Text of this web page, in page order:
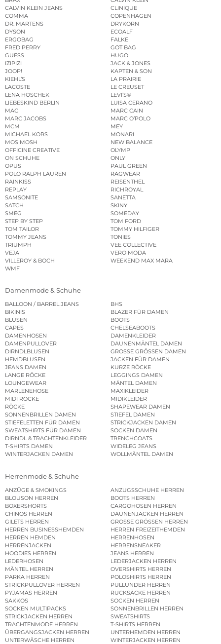
CALVIN KLEIN JEANS
CLINIQUE
COMMA
COPENHAGEN
DR. MARTENS
DRYKORN
DYSON
ECOALF
ERGOBAG
FALKE
FRED PERRY
GOT BAG
GUESS
HUGO
IZIPIZI
JACK & JONES
JOOP!
KAPTEN & SON
KIEHL’S
LA PRAIRIE
LACOSTE
LE CREUSET
LENA HOSCHEK
LEVI’S®
LIEBESKIND BERLIN
LUISA CERANO
MAC
MARC CAIN
MARC JACOBS
MARC O’POLO
MCM
MEY
MICHAEL KORS
MONARI
MOS MOSH
NEW BALANCE
OFFICINE CREATIVE
OLYMP
ON SCHUHE
ONLY
OPUS
PAUL GREEN
POLO RALPH LAUREN
RAGWEAR
RAINKISS
REISENTHEL
REPLAY
RICHROYAL
SAMSONITE
SANETTA
SATCH
SKINY
SMEG
SOMEDAY
STEP BY STEP
TOM FORD
TOM TAILOR
TOMMY HILFIGER
TOMMY JEANS
TONIES
TRIUMPH
VEE COLLECTIVE
VEJA
VERO MODA
VILLEROY & BOCH
WEEKEND MAX MARA
WMF
Damenmode & Schuhe
BALLOON / BARREL JEANS
BHS
BIKINIS
BLAZER FÜR DAMEN
BLUSEN
BOOTS
CAPES
CHELSEABOOTS
DAMENHOSEN
DAMENKLEIDER
DAMENPULLOVER
DAUNENMÄNTEL DAMEN
DIRNDLBLUSEN
GROSSE GRÖSSEN DAMEN
HEMDBLUSEN
JACKEN FÜR DAMEN
JEANS DAMEN
KURZE RÖCKE
LANGE RÖCKE
LEGGINGS DAMEN
LOUNGEWEAR
MÄNTEL DAMEN
MARLENEHOSE
MAXIKLEIDER
MIDI RÖCKE
MIDIKLEIDER
RÖCKE
SHAPEWEAR DAMEN
SONNENBRILLEN DAMEN
STIEFEL DAMEN
STIEFELETTEN FÜR DAMEN
STRICKJACKEN DAMEN
SWEATSHIRTS FÜR DAMEN
SOCKEN DAMEN
DIRNDL & TRACHTENKLEIDER
TRENCHCOATS
T-SHIRTS DAMEN
WIDELEG JEANS
WINTERJACKEN DAMEN
WOLLMÄNTEL DAMEN
Herrenmode & Schuhe
ANZÜGE & SMOKINGS
ANZUGSSCHUHE HERREN
BLOUSON HERREN
BOOTS HERREN
BOXERSHORTS
CARGOHOSEN HERREN
CHINOS HERREN
DAUNENJACKEN HERREN
GILETS HERREN
GROSSE GRÖSSEN HERREN
HERREN BUSINESSHEMDEN
HERREN FREIZEITHEMDEN
HERREN HEMDEN
HERRENHOSEN
HERRENJACKEN
HERRENSNEAKER
HOODIES HERREN
JEANS HERREN
LEDERHOSEN
LEDERJACKEN HERREN
MÄNTEL HERREN
OVERSHIRTS HERREN
PARKA HERREN
POLOSHIRTS HERREN
STRICKPULLOVER HERREN
PULLUNDER HERREN
PYJAMAS HERREN
RUCKSÄCKE HERREN
SAKKOS
SOCKEN HERREN
SOCKEN MULTIPACKS
SONNENBRILLEN HERREN
STRICKJACKEN HERREN
SWEATSHIRTS
TRACHTENMODE HERREN
T-SHIRTS HERREN
ÜBERGANGSJACKEN HERREN
UNTERHEMDEN HERREN
UNTERWÄSCHE HERREN
WINTERJACKEN HERREN